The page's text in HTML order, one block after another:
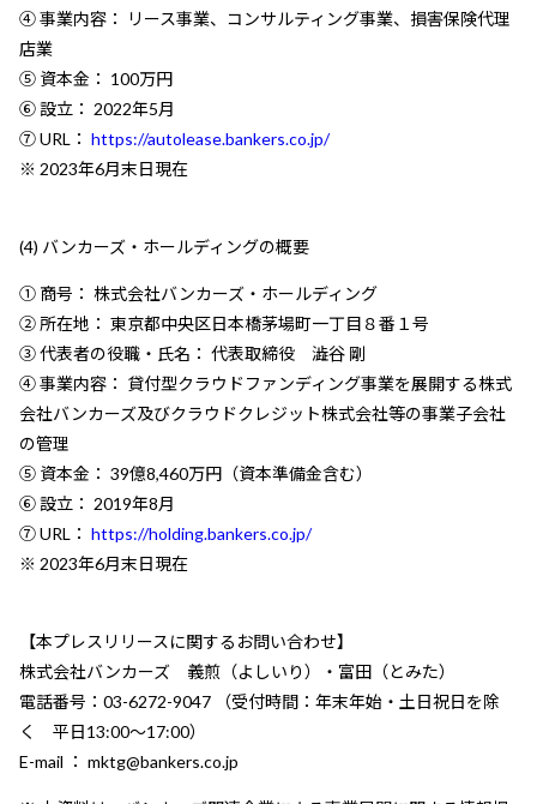
④ 事業内容： リース事業、コンサルティング事業、損害保険代理
店業
⑤ 資本金： 100万円
⑥ 設立： 2022年5月
⑦ URL： https://autolease.bankers.co.jp/
※ 2023年6月末日現在
(4) バンカーズ・ホールディングの概要
① 商号： 株式会社バンカーズ・ホールディング
② 所在地： 東京都中央区日本橋茅場町一丁目８番１号
③ 代表者の役職・氏名： 代表取締役 澁谷 剛
④ 事業内容： 貸付型クラウドファンディング事業を展開する株式
会社バンカーズ及びクラウドクレジット株式会社等の事業子会社
の管理
⑤ 資本金： 39億8,460万円（資本準備金含む）
⑥ 設立： 2019年8月
⑦ URL： https://holding.bankers.co.jp/
※ 2023年6月末日現在
【本プレスリリースに関するお問い合わせ】
株式会社バンカーズ 義煎（よしいり）・富田（とみた）
電話番号：03-6272-9047 （受付時間：年末年始・土日祝日を除
く 平日13:00～17:00）
E-mail ： mktg@bankers.co.jp